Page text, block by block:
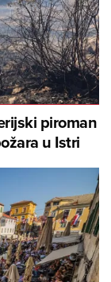
piroman
u Istri